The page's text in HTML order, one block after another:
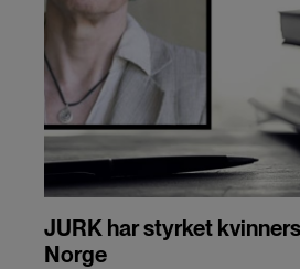
JURK har styrket
Norge